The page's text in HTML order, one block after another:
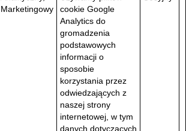
Marketingowy
cookie Google
Analytics do
gromadzenia
podstawowych
informacji o
sposobie
korzystania przez
odwiedzających z
naszej strony
internetowej, w tym
danych dotyczących